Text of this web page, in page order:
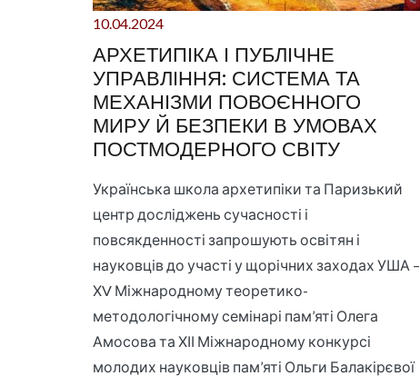
10.04.2024
АРХЕТИПІКА І ПУБЛІЧНЕ
УПРАВЛІННЯ: СИСТЕМА ТА
МЕХАНІЗМИ ПОВОЄННОГО
МИРУ Й БЕЗПЕКИ В УМОВАХ
ПОСТМОДЕРНОГО СВІТУ
Українська школа архетипіки та Паризький
центр досліджень сучасності і
повсякденності запрошують освітян і
науковців до участі у щорічних заходах УША –
ХV Міжнародному теоретико-
методологічному семінарі пам’яті Олега
Амосова та ХІІ Міжнародному конкурсі
молодих науковців пам’яті Ольги Балакірєвої